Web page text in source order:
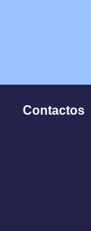
Contactos